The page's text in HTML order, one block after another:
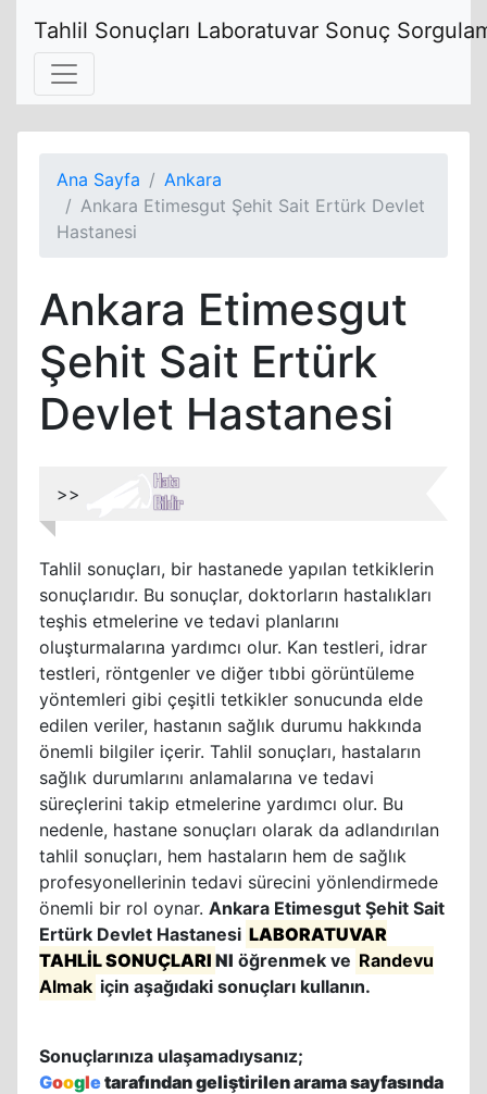
Tahlil Sonuçları Laboratuvar Sonuç
Ana Sayfa
Ankara
Ankara Etimesgut Şehit Sait Ertürk Devlet
Hastanesi
Ankara Etimesgut
Şehit Sait Ertürk
Devlet Hastanesi
>>
Tahlil sonuçları, bir hastanede yapılan tetkiklerin
sonuçlarıdır. Bu sonuçlar, doktorların hastalıkları
teşhis etmelerine ve tedavi planlarını
oluşturmalarına yardımcı olur. Kan testleri, idrar
testleri, röntgenler ve diğer tıbbi görüntüleme
yöntemleri gibi çeşitli tetkikler sonucunda elde
edilen veriler, hastanın sağlık durumu hakkında
önemli bilgiler içerir. Tahlil sonuçları, hastaların
sağlık durumlarını anlamalarına ve tedavi
süreçlerini takip etmelerine yardımcı olur. Bu
nedenle, hastane sonuçları olarak da adlandırılan
tahlil sonuçları, hem hastaların hem de sağlık
profesyonellerinin tedavi sürecini yönlendirmede
önemli bir rol oynar. Ankara Etimesgut Şehit Sait
Ertürk Devlet Hastanesi LABORATUVAR
TAHLİL SONUÇLARI NI öğrenmek ve Randevu
Almak için aşağıdaki sonuçları kullanın.
Sonuçlarınıza ulaşamadıysanız;
Googletarafından geliştirilen arama sayfasında